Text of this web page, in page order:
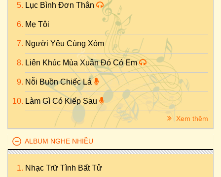
Lục Bình Đơn Thân
Mẹ Tôi
Người Yêu Cùng Xóm
Liên Khúc Mùa Xuân Đó Có Em
Nỗi Buồn Chiếc Lá
Làm Gì Có Kiếp Sau
Xem thêm
ALBUM NGHE NHIỀU
Nhạc Trữ Tình Bất Tử